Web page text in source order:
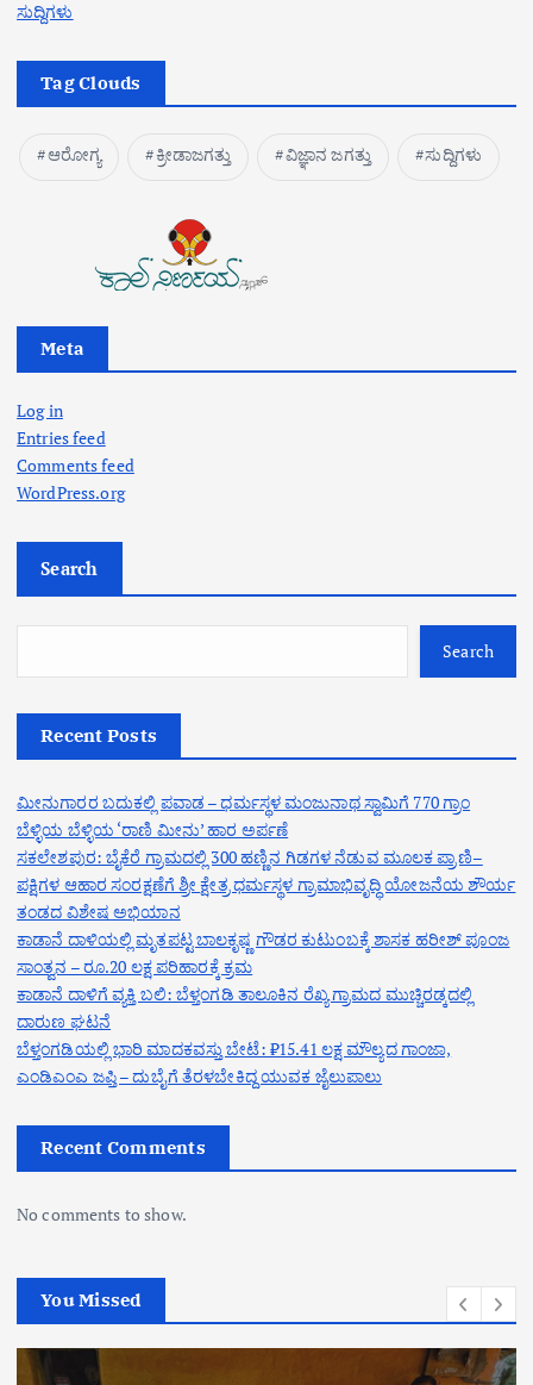
ಸುದ್ದಿಗಳು
Tag Clouds
ಆರೋಗ್ಯ ಕ್ರೀಡಾಜಗತ್ತು ವಿಜ್ಞಾನ ಜಗತ್ತು ಸುದ್ದಿಗಳು
Meta
Log in
Entries feed
Comments feed
WordPress.org
Search
Search
Recent Posts
ಮೀನುಗಾರರ ಬದುಕಲ್ಲಿ ಪವಾಡ – ಧರ್ಮಸ್ಥಳ ಮಂಜುನಾಥ ಸ್ವಾಮಿಗೆ 770 ಗ್ರಾಂ
ಬೆಳ್ಳಿಯ ಬೆಳ್ಳಿಯ ‘ರಾಣಿ ಮೀನು’ ಹಾರ ಅರ್ಪಣೆ
ಸಕಲೇಶಪುರ: ಬೈಕೆರೆ ಗ್ರಾಮದಲ್ಲಿ 300 ಹಣ್ಣಿನ ಗಿಡಗಳ ನೆಡುವ ಮೂಲಕ ಪ್ರಾಣಿ–
ಪಕ್ಷಿಗಳ ಆಹಾರ ಸಂರಕ್ಷಣೆಗೆ ಶ್ರೀ ಕ್ಷೇತ್ರ ಧರ್ಮಸ್ಥಳ ಗ್ರಾಮಾಭಿವೃದ್ಧಿ ಯೋಜನೆಯ ಶೌರ್ಯ
ತಂಡದ ವಿಶೇಷ ಅಭಿಯಾನ
ಕಾಡಾನೆ ದಾಳಿಯಲ್ಲಿ ಮೃತಪಟ್ಟ ಬಾಲಕೃಷ್ಣ ಗೌಡರ ಕುಟುಂಬಕ್ಕೆ ಶಾಸಕ ಹರೀಶ್ ಪೂಂಜ
ಸಾಂತ್ವನ – ರೂ.20 ಲಕ್ಷ ಪರಿಹಾರಕ್ಕೆ ಕ್ರಮ
ಕಾಡಾನೆ ದಾಳಿಗೆ ವ್ಯಕ್ತಿ ಬಲಿ: ಬೆಳ್ತಂಗಡಿ ತಾಲೂಕಿನ ರೆಖ್ಯ ಗ್ರಾಮದ ಮುಚ್ಚಿರಡ್ಕದಲ್ಲಿ
ದಾರುಣ ಘಟನೆ
ಬೆಳ್ತಂಗಡಿಯಲ್ಲಿ ಭಾರಿ ಮಾದಕವಸ್ತು ಬೇಟೆ: ₹15.41 ಲಕ್ಷ ಮೌಲ್ಯದ ಗಾಂಜಾ,
ಎಂಡಿಎಂಎ ಜಪ್ತಿ – ದುಬೈಗೆ ತೆರಳಬೇಕಿದ್ದ ಯುವಕ ಜೈಲುಪಾಲು
Recent Comments
No comments to show.
You Missed